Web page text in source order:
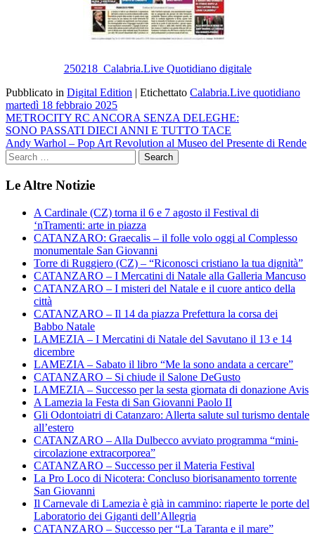
250218_Calabria.Live Quotidiano digitale
Pubblicato in Digital Edition | Etichettato Calabria.Live quotidiano
martedì 18 febbraio 2025
Navigazione
articoli
METROCITY RC ANCORA SENZA DELEGHE:
SONO PASSATI DIECI ANNI E TUTTO TACE
Andy Warhol – Pop Art Revolution al Museo del Presente di Rende
Le Altre Notizie
A Cardinale (CZ) torna il 6 e 7 agosto il Festival di
‘nTramenti: arte in piazza
CATANZARO: Graecalis – il folle volo oggi al Complesso
monumentale San Giovanni
Torre di Ruggiero (CZ) – “Riconosci cristiano la tua dignità”
CATANZARO – I Mercatini di Natale alla Galleria Mancuso
CATANZARO – I misteri del Natale e il cuore antico della
città
CATANZARO – Il 14 da piazza Prefettura la corsa dei
Babbo Natale
LAMEZIA – I Mercatini di Natale del Savutano il 13 e 14
dicembre
LAMEZIA – Sabato il libro “Me la sono andata a cercare”
CATANZARO – Si chiude il Salone DeGusto
LAMEZIA – Successo per la sesta giornata di donazione Avis
A Lamezia la Festa di San Giovanni Paolo II
Gli Odontoiatri di Catanzaro: Allerta salute sul turismo dentale
all’estero
CATANZARO – Alla Dulbecco avviato programma “mini-
circolazione extracorporea”
CATANZARO – Successo per il Materia Festival
La Pro Loco di Nicotera: Concluso biorisanamento torrente
San Giovanni
Il Carnevale di Lamezia è già in cammino: riaperte le porte del
Laboratorio dei Giganti dell’Allegria
CATANZARO – Successo per “La Taranta e il mare”